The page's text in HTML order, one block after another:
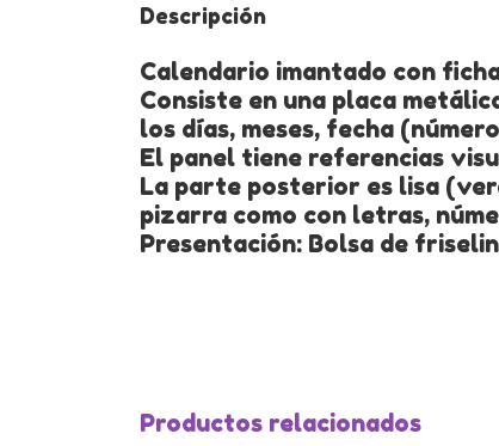
Descripción
Calendario imantado con
Consiste en una placa
los días, meses, fecha
El panel tiene referencias
La parte posterior es lisa
pizarra como con letras,
Presentación: Bolsa de
Productos relacionados